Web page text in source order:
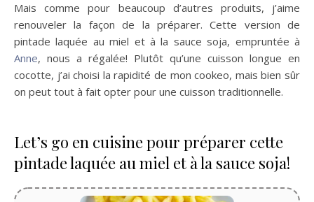
Mais comme pour beaucoup d’autres produits, j’aime
renouveler la façon de la préparer. Cette version de
pintade laquée au miel et à la sauce soja, empruntée à
Anne, nous a régalée! Plutôt qu’une cuisson longue en
cocotte, j’ai choisi la rapidité de mon cookeo, mais bien sûr
on peut tout à fait opter pour une cuisson traditionnelle.
Let’s go en cuisine pour préparer cette
pintade laquée au miel et à la sauce soja!